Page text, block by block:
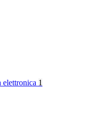
elettronica 1